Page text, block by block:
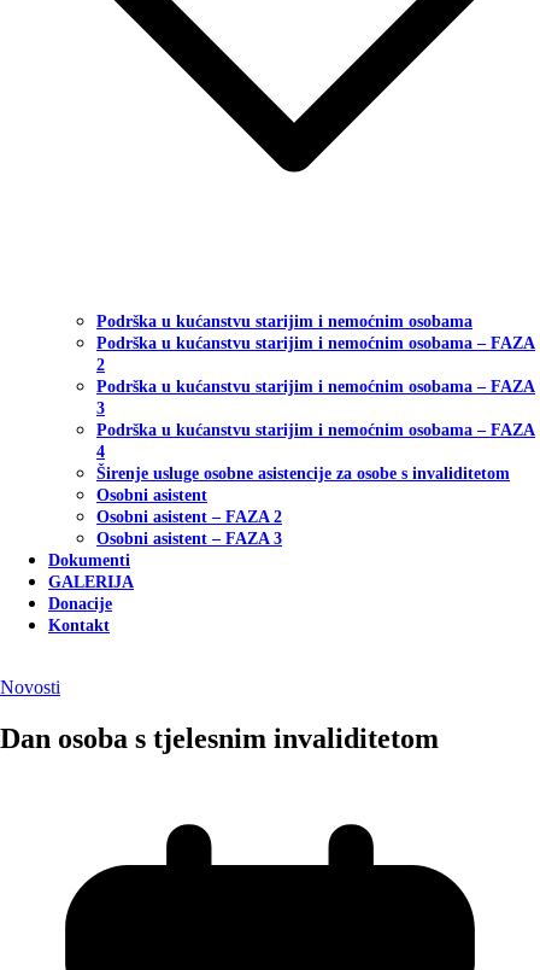
Podrška u kućanstvu starijim i nemoćnim osobama
Podrška u kućanstvu starijim i nemoćnim osobama – FAZA
2
Podrška u kućanstvu starijim i nemoćnim osobama – FAZA
3
Podrška u kućanstvu starijim i nemoćnim osobama – FAZA
4
Širenje usluge osobne asistencije za osobe s invaliditetom
Osobni asistent
Osobni asistent – FAZA 2
Osobni asistent – FAZA 3
Dokumenti
GALERIJA
Donacije
Kontakt
Novosti
Dan osoba s tjelesnim invaliditetom